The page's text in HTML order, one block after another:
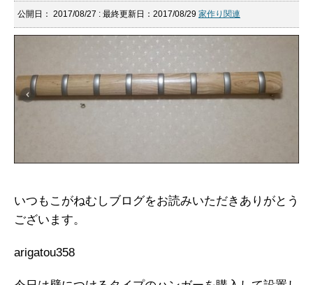
公開日： 2017/08/27 : 最終更新日：2017/08/29 家作り関連
いつもこがねむしブログをお読みいただきありがとう
ございます。
arigatou358